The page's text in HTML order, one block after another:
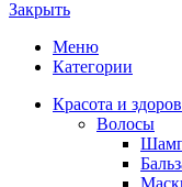
Закрыть
Меню
Категории
Красота и
Волосы